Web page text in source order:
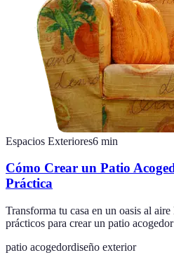
Espacios Exteriores6 min
Cómo Crear un Patio
Práctica
Transforma tu casa en un oasis al
prácticos para crear un patio
patio acogedordiseño exterior